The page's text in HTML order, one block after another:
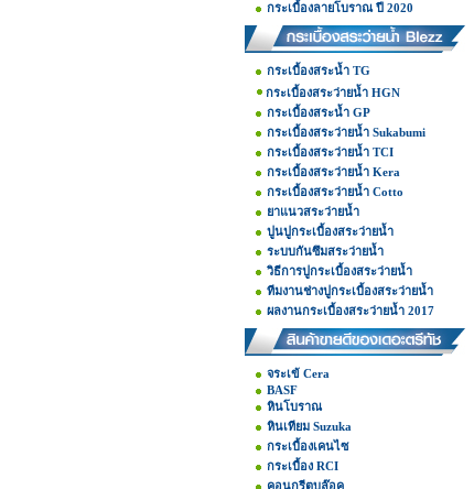
กระเบื้องลายโบราณ ปี 2020
กระเบื้องสระน้ำ TG
กระเบื้องสระว่ายน้ำ HGN
กระเบื้องสระน้ำ GP
กระเบื้องสระว่ายน้ำ Sukabumi
กระเบื้องสระว่ายน้ำ TCI
กระเบื้องสระว่ายน้ำ Kera
กระเบื้องสระว่ายน้ำ Cotto
ยาแนวสระว่ายน้ำ
ปูนปูกระเบื้องสระว่ายน้ำ
ระบบกันซึมสระว่ายน้ำ
วิธีการปูกระเบื้องสระว่ายน้ำ
ทีมงานช่างปูกระเบื้องสระว่ายน้ำ
ผลงานกระเบื้องสระว่ายน้ำ 2017
จระเข้ Cera
BASF
หินโบราณ
หินเทียม Suzuka
กระเบื้องเคนไซ
กระเบื้อง RCI
คอนกรีตบล๊อค